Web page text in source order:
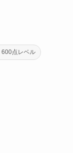
600点レベル